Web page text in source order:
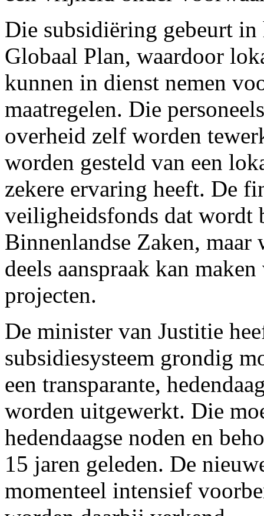
Die subsidiëring gebeurt in
Globaal Plan, waardoor
kunnen in dienst nemen
maatregelen. Die
overheid zelf worden
worden gesteld van een
zekere ervaring heeft. De
veiligheidsfonds dat wordt
Binnenlandse Zaken,
deels aanspraak kan
projecten.
De minister van Justitie
subsidiesysteem grondig
een transparante,
worden uitgewerkt. Die
hedendaagse noden en
15 jaren geleden. De
momenteel intensief